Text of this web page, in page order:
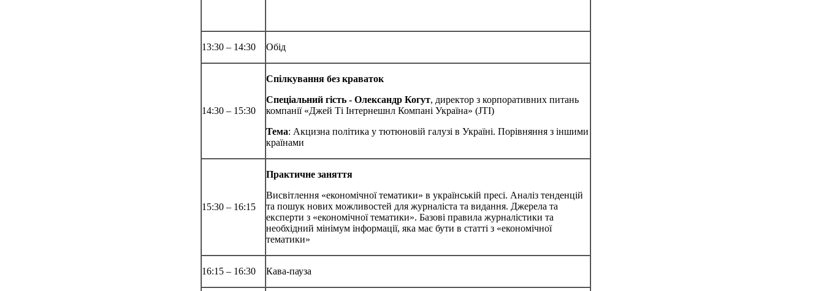
13:30 – 14:30 Обід
14:30 – 15:30
Спілкування без краваток
Спеціальний гість - Олександр Когут, директор з корпоративних питань
компанії «Джей Ті Інтернешнл Компані Україна» (JTI)
Тема: Акцизна політика у тютюновій галузі в Україні. Порівняння з іншими
країнами
15:30 – 16:15
Практичне заняття
Висвітлення «економічної тематики» в українській пресі. Аналіз тенденцій
та пошук нових можливостей для журналіста та видання. Джерела та
експерти з «економічної тематики». Базові правила журналістики та
необхідний мінімум інформації, яка має бути в статті з «економічної
тематики»
16:15 – 16:30 Кава-пауза